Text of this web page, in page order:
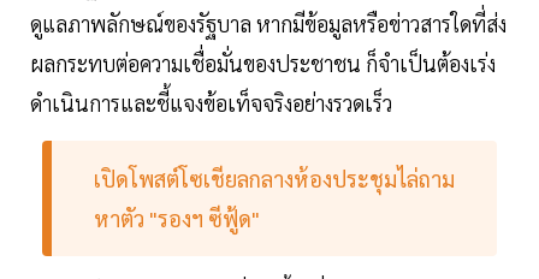
ดูแลภาพลักษณ์ของรัฐบาล หากมีข้อมูลหรือข่าวสารใดที่ส่ง
ผลกระทบต่อความเชื่อมั่นของประชาชน ก็จำเป็นต้องเร่ง
ดำเนินการและชี้แจงข้อเท็จจริงอย่างรวดเร็ว
เปิดโพสต์โซเชียลกลางห้องประชุมไล่ถาม
หาตัว "รองฯ ซีฟู้ด"